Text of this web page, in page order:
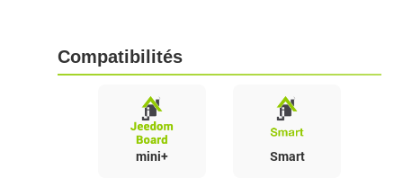
Compatibilités
mini+ Smart